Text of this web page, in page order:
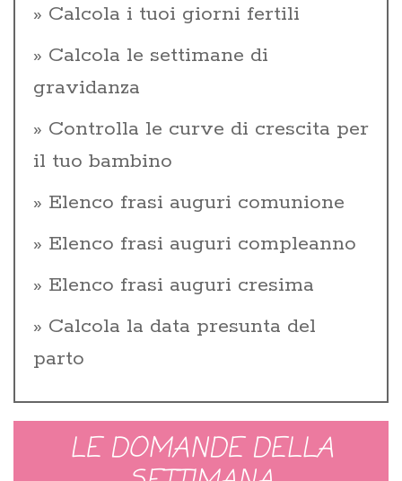
Calcola i tuoi giorni fertili
Calcola le settimane di
gravidanza
Controlla le curve di crescita per
il tuo bambino
Elenco frasi auguri comunione
Elenco frasi auguri compleanno
Elenco frasi auguri cresima
Calcola la data presunta del
parto
LE DOMANDE DELLA